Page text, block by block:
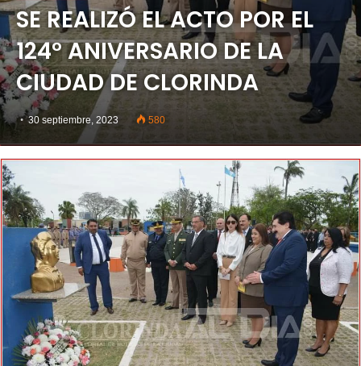
SE REALIZÓ EL ACTO POR EL
124° ANIVERSARIO DE LA
CIUDAD DE CLORINDA
30 septiembre, 2023 580